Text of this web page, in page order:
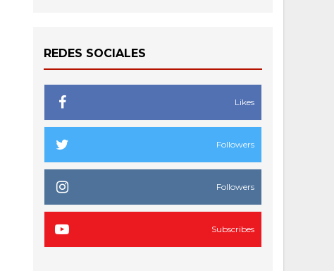
REDES SOCIALES
Likes
Followers
Followers
Subscribes